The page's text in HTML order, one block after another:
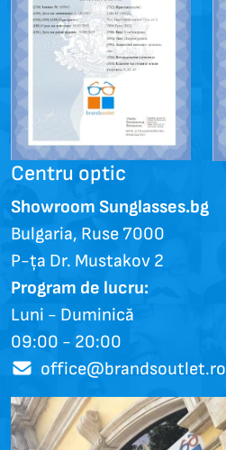
Centru optic
Showroom Sunglasses.bg
Bulgaria, Ruse 7000
P-ța Dr. Mustakov 2
Program de lucru:
Luni - Duminică
09:00 - 20:00
office@brandsoutlet.ro